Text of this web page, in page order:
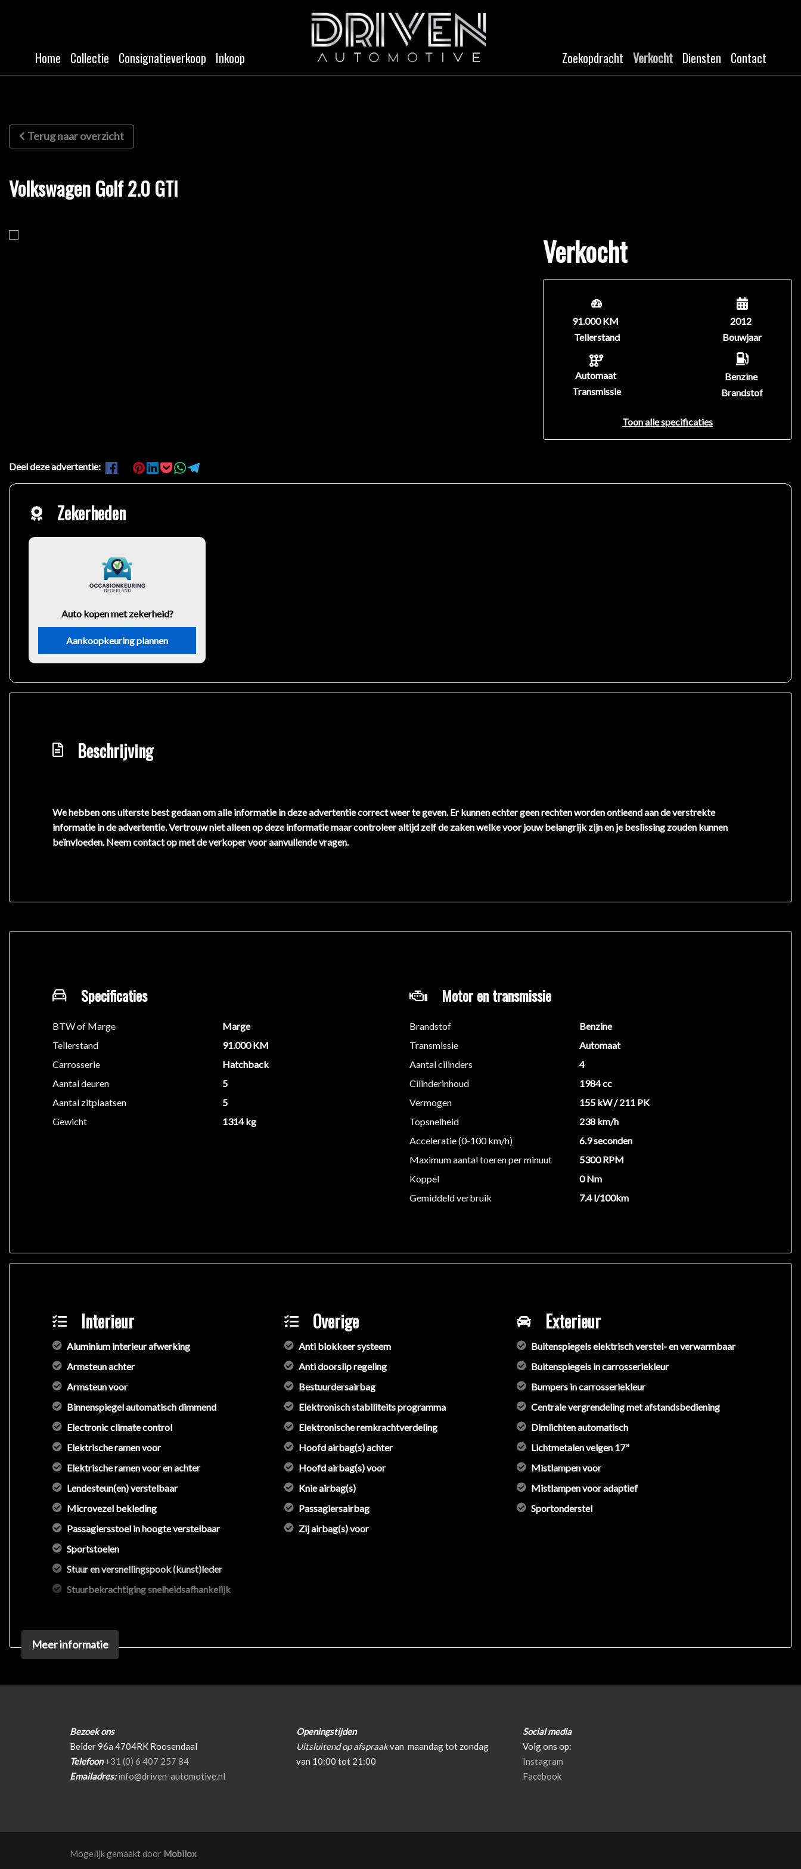
Home Collectie Consignatieverkoop Inkoop Zoekopdracht Verkocht Diensten Contact
Terug naar overzicht
Volkswagen Golf 2.0 GTI
Verkocht
91.000 KM
Tellerstand
Automaat
Transmissie
2012
Bouwjaar
Benzine
Brandstof
Toon alle specificaties
Deel deze advertentie:
Zekerheden
Auto kopen met zekerheid?
Aankoopkeuring plannen
Beschrijving
We hebben ons uiterste best gedaan om alle informatie in deze advertentie correct weer te geven. Er kunnen echter geen rechten worden ontleend aan de verstrekte
informatie in de advertentie. Vertrouw niet alleen op deze informatie maar controleer altijd zelf de zaken welke voor jouw belangrijk zijn en je beslissing zouden kunnen
beïnvloeden. Neem contact op met de verkoper voor aanvullende vragen.
Specificaties
BTW of Marge
Marge
Tellerstand
91.000 KM
Carrosserie
Hatchback
Aantal deuren
5
Aantal zitplaatsen
5
Gewicht
1314 kg
Motor en transmissie
Brandstof
Benzine
Transmissie
Automaat
Aantal cilinders
4
Cilinderinhoud
1984 cc
Vermogen
155 kW / 211 PK
Topsnelheid
238 km/h
Acceleratie (0-100 km/h)
6.9 seconden
Maximum aantal toeren per minuut
5300 RPM
Koppel
0 Nm
Gemiddeld verbruik
7.4 l/100km
Interieur
Aluminium interieur afwerking
Armsteun achter
Armsteun voor
Binnenspiegel automatisch dimmend
Electronic climate control
Elektrische ramen voor
Elektrische ramen voor en achter
Lendesteun(en) verstelbaar
Microvezel bekleding
Passagiersstoel in hoogte verstelbaar
Sportstoelen
Stuur en versnellingspook (kunst)leder
Stuurbekrachtiging snelheidsafhankelijk
Overige
Anti blokkeer systeem
Anti doorslip regeling
Bestuurdersairbag
Elektronisch stabiliteits programma
Elektronische remkrachtverdeling
Hoofd airbag(s) achter
Hoofd airbag(s) voor
Knie airbag(s)
Passagiersairbag
Zij airbag(s) voor
Exterieur
Buitenspiegels elektrisch verstel- en verwarmbaar
Buitenspiegels in carrosseriekleur
Bumpers in carrosseriekleur
Centrale vergrendeling met afstandsbediening
Dimlichten automatisch
Lichtmetalen velgen 17"
Mistlampen voor
Mistlampen voor adaptief
Sportonderstel
Meer informatie
Bezoek ons
Belder 96a 4704RK Roosendaal
Telefoon+31 (0) 6 407 257 84
Emailadres:info@driven-automotive.nl
Openingstijden
Uitsluitend op afspraakvan maandag tot zondag
van 10:00 tot 21:00
Social media
Volg ons op:
Instagram
Facebook
Mogelijk gemaakt door Mobilox